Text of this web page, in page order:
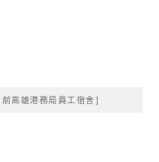
高雄港務局員工宿舍]